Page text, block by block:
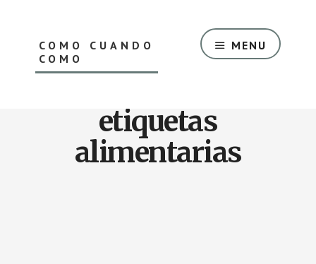
COMO CUANDO
COMO
oncológica
MENU
etiquetas
alimentarias